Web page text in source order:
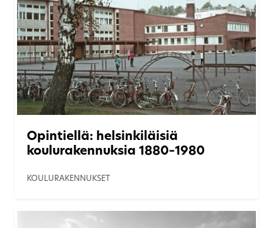
Opintiellä: helsinkiläisiä
koulurakennuksia 1880–1980
KOULURAKENNUKSET